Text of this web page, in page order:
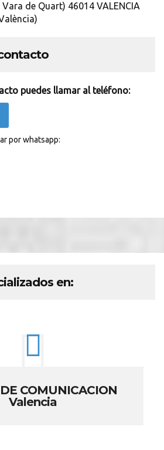
de Quart) 46014 VALENCIA
puedes llamar al teléfono:
por whatsapp:
en:
COMUNICACION
Valencia